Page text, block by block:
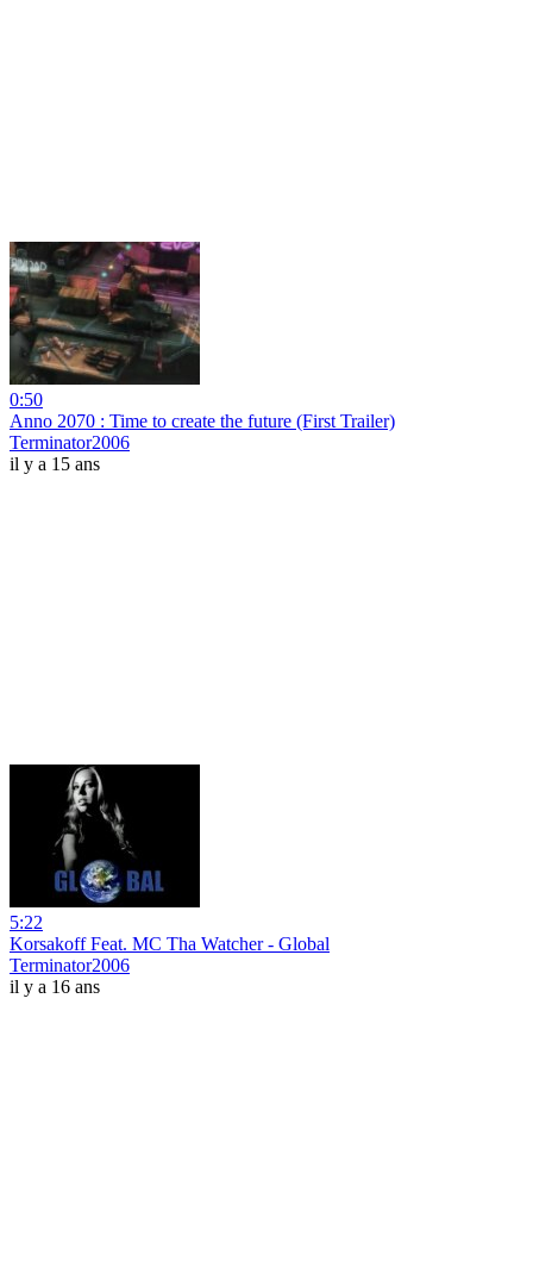
0:50
Anno 2070 : Time to create the future (First Trailer)
Terminator2006
il y a 15 ans
5:22
Korsakoff Feat. MC Tha Watcher - Global
Terminator2006
il y a 16 ans